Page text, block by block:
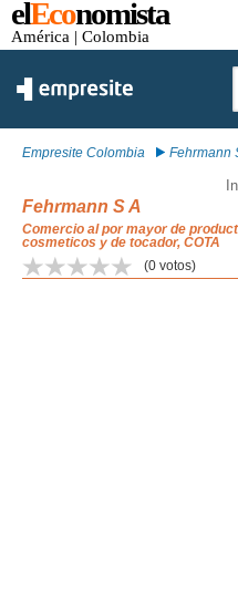
elEconomista
América | Colombia
Empresite Colombia Fehrmann
Fehrmann S A
Comercio al por mayor de
cosmeticos y de tocador, COTA
(0 votos)